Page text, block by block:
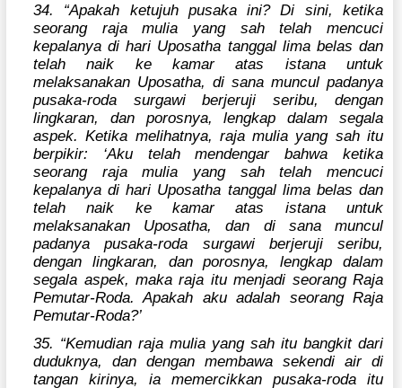
34. “Apakah ketujuh pusaka ini? Di sini, ketika
seorang raja mulia yang sah telah mencuci
kepalanya di hari Uposatha tanggal lima belas dan
telah naik ke kamar atas istana untuk
melaksanakan Uposatha, di sana muncul padanya
pusaka-roda surgawi berjeruji seribu, dengan
lingkaran, dan porosnya, lengkap dalam segala
aspek. Ketika melihatnya, raja mulia yang sah itu
berpikir: ‘Aku telah mendengar bahwa ketika
seorang raja mulia yang sah telah mencuci
kepalanya di hari Uposatha tanggal lima belas dan
telah naik ke kamar atas istana untuk
melaksanakan Uposatha, dan di sana muncul
padanya pusaka-roda surgawi berjeruji seribu,
dengan lingkaran, dan porosnya, lengkap dalam
segala aspek, maka raja itu menjadi seorang Raja
Pemutar-Roda. Apakah aku adalah seorang Raja
Pemutar-Roda?’
35. “Kemudian raja mulia yang sah itu bangkit dari
duduknya, dan dengan membawa sekendi air di
tangan kirinya, ia memercikkan pusaka-roda itu